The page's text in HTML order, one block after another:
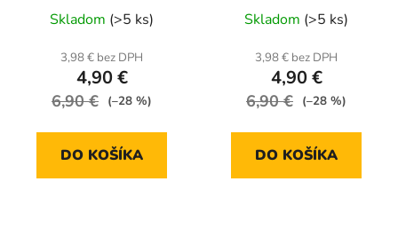
Skladom (>5 ks)
3,98 € bez DPH
4,90 €
6,90 € (–28 %)
DO KOŠÍKA
Skladom (>5 ks)
3,98 € bez DPH
4,90 €
6,90 € (–28 %)
DO KOŠÍKA